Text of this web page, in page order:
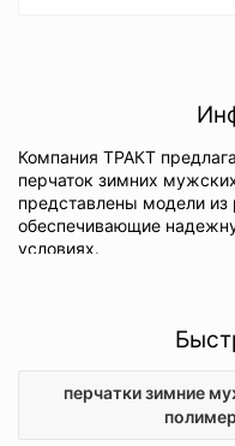
Компания ТРАКТ
перчаток зимних
представлены модели из
обеспечивающие
условиях.
условиях повышенной
непромокаемые
обеспечивающие
материалов. Для
перчатки зимние